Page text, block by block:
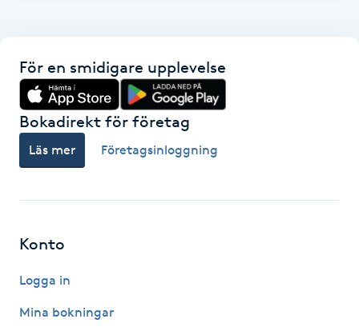
Föning
G
Gel naglar
Gellack
Gellack med förstärkning
För en smidigare upplevelse
Bokadirekt för företag
Läs mer Företagsinloggning
Konto
Logga in
Mina bokningar